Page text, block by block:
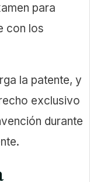
para
con los
la patente, y
exclusivo
durante